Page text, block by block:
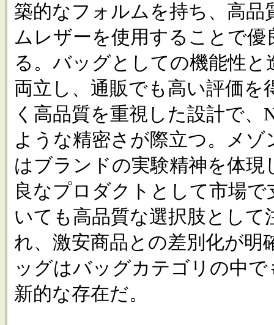
築的なフォルムを持ち、高品
ムレザーを使用することで
る。バッグとしての機能性と
両立し、通販でも高い評価を
く高品質を重視した設計で、
ような精密さが際立つ。メ
はブランドの実験精神を体現
良なプロダクトとして市場
いても高品質な選択肢として
れ、激安商品との差別化が明
ッグはバッグカテゴリの中で
新的な存在だ。